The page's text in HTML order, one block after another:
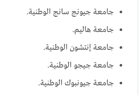
جامعة جيونج سانج الوطنية.
جامعة هاليم.
جامعة إنتشون الوطنية.
جامعة جيجو الوطنية.
جامعة جيونبوك الوطنية.